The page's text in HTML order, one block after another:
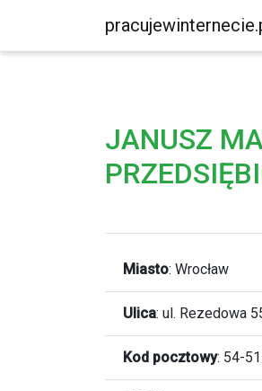
JANUSZ
Miasto: Wrocław
Ulica: ul. Rezedowa
Kod pocztowy: 54-